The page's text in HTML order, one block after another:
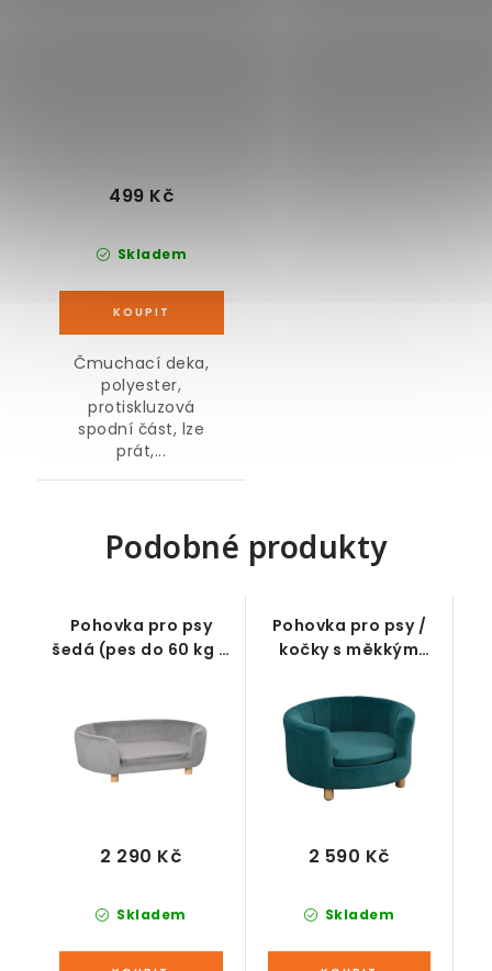
Skladem
499 Kč
Čmuchací deka,
polyester,
protiskluzová
spodní část, lze
prát,...
Podobné produkty
Pohovka pro psy
šedá (pes do 60 kg a
Skladem
2 290 Kč
Pohovka pro psy /
kočky s měkkým
(zvíře do 5 kg a 45
Skladem
2 590 Kč